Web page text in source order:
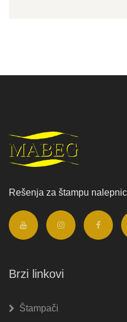
Rešenja za štampu
Brzi linkovi
Štampači